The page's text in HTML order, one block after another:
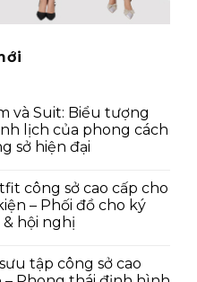
và Suit: Biểu tượng
lịch của phong cách
sở hiện đại
công sở cao cấp cho
– Phối đồ cho ký
& hội nghị
tập công sở cao